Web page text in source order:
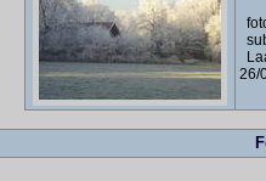
26/